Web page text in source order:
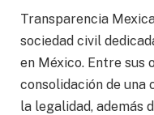
Transparencia
sociedad civil
en México. Entre sus
consolidación de una
la legalidad, además